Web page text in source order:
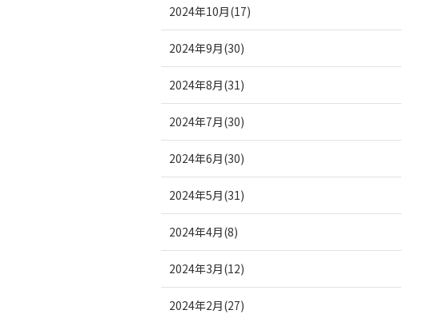
2024年10月(17)
2024年9月(30)
2024年8月(31)
2024年7月(30)
2024年6月(30)
2024年5月(31)
2024年4月(8)
2024年3月(12)
2024年2月(27)